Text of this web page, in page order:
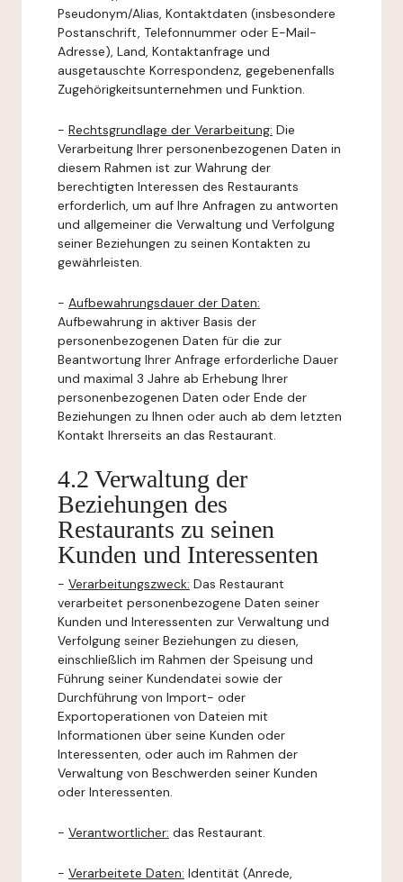
Pseudonym/Alias, Kontaktdaten (insbesondere
Postanschrift, Telefonnummer oder E-Mail-
Adresse), Land, Kontaktanfrage und
ausgetauschte Korrespondenz, gegebenenfalls
Zugehörigkeitsunternehmen und Funktion.
- Rechtsgrundlage der Verarbeitung: Die
Verarbeitung Ihrer personenbezogenen Daten in
diesem Rahmen ist zur Wahrung der
berechtigten Interessen des Restaurants
erforderlich, um auf Ihre Anfragen zu antworten
und allgemeiner die Verwaltung und Verfolgung
seiner Beziehungen zu seinen Kontakten zu
gewährleisten.
- Aufbewahrungsdauer der Daten:
Aufbewahrung in aktiver Basis der
personenbezogenen Daten für die zur
Beantwortung Ihrer Anfrage erforderliche Dauer
und maximal 3 Jahre ab Erhebung Ihrer
personenbezogenen Daten oder Ende der
Beziehungen zu Ihnen oder auch ab dem letzten
Kontakt Ihrerseits an das Restaurant.
4.2 Verwaltung der
Beziehungen des
Restaurants zu seinen
Kunden und Interessenten
- Verarbeitungszweck: Das Restaurant
verarbeitet personenbezogene Daten seiner
Kunden und Interessenten zur Verwaltung und
Verfolgung seiner Beziehungen zu diesen,
einschließlich im Rahmen der Speisung und
Führung seiner Kundendatei sowie der
Durchführung von Import- oder
Exportoperationen von Dateien mit
Informationen über seine Kunden oder
Interessenten, oder auch im Rahmen der
Verwaltung von Beschwerden seiner Kunden
oder Interessenten.
- Verantwortlicher: das Restaurant.
- Verarbeitete Daten: Identität (Anrede,